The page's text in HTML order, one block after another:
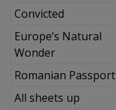
Convicted
Europe’s Natural
Wonder
Romanian Passport
All sheets up